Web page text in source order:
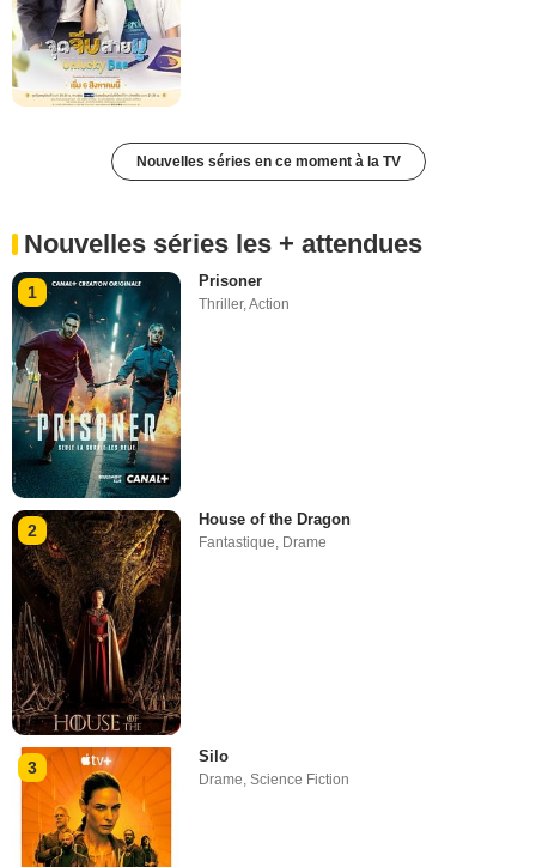
Nouvelles séries en ce moment à la TV
Nouvelles séries les + attendues
1
Prisoner
Thriller,Action
2
House of the Dragon
Fantastique Drame
3
Silo
Drame,Science Fiction